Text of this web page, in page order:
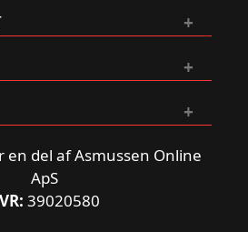
en del af Asmussen Online
ApS
39020580